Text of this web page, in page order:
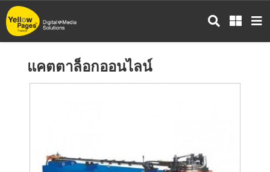
ข้าม
ไป
แคตตาล็อกออนไลน์